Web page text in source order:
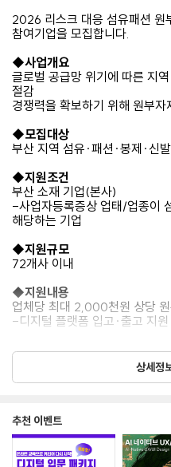
2026 리스크 대응 섬유패션 원
참여기업을 모집합니다.
◆사업개요
글로벌 공급망 위기에 따른 지
절감
경쟁력을 확보하기 위해 원부
◆모집대상
부산 지역 섬유·패션·봉제·신
◆지원조건
부산 소재 기업(본사)
-사업자등록증상 업태/업종이
해당하는 기업
◆지원규모
72개사 이내
◆지원내용
업체당 최대 2,000천원 상당
-디지털 플랫폼 입고·출고 지원
◆모집기간
2026년 6월 23일(화) ~ 7월 7
② 선정 평가
③ 원부자재 공동구매
④ 기업체 지원 및 성과관리
상세정
추천 이벤트